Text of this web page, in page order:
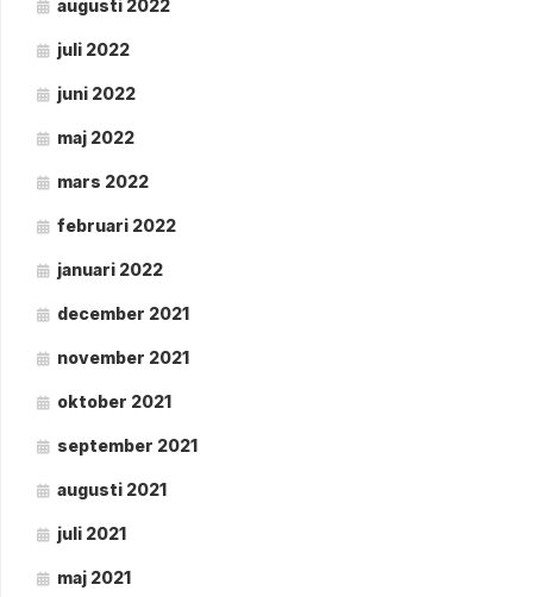
augusti 2022
juli 2022
juni 2022
maj 2022
mars 2022
februari 2022
januari 2022
december 2021
november 2021
oktober 2021
september 2021
augusti 2021
juli 2021
maj 2021